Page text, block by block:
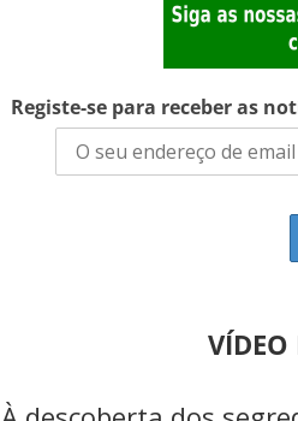
Registe-se para receber as
VÍDEO